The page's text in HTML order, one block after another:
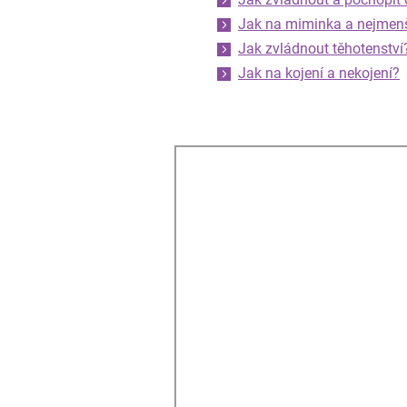
Jak na miminka a
Jak zvládnout
Jak na kojení a nekojení?